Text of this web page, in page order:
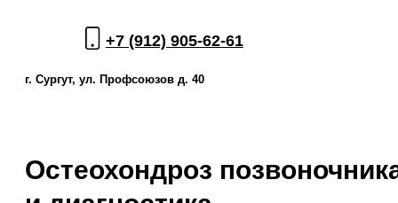
+7 (912) 905-62-61
г. Сургут, ул. Профсоюзов д. 40
Остеохондроз